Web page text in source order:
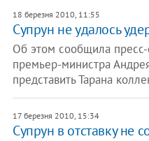
18 березня 2010, 11:55
Супрун не удалось
Об этом сообщила
премьер-министра
представить Тарана
17 березня 2010, 15:34
Супрун в отставку не